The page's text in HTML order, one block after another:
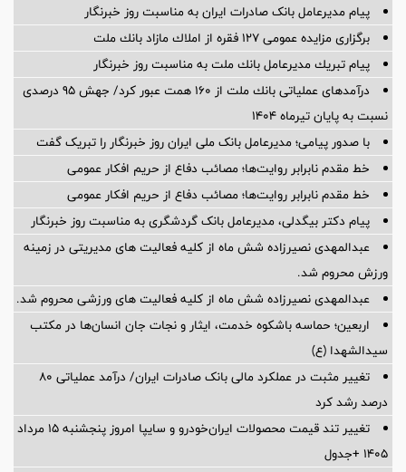
پیام مدیرعامل بانک صادرات ایران به مناسبت روز خبرنگار
برگزاری مزایده عمومی 127 فقره از املاك مازاد بانك ملت
پیام تبریك مدیرعامل بانك ملت به مناسبت روز خبرنگار
درآمدهای عملیاتی بانك ملت از 160 همت عبور كرد/ جهش 95 درصدی
نسبت به پایان تیرماه 1404
با صدور پیامی؛ مدیرعامل بانک ملی ایران روز خبرنگار را تبریک گفت
خط مقدم نابرابر روایت‌ها؛ مصائب دفاع از حریم افکار عمومی
خط مقدم نابرابر روایت‌ها؛ مصائب دفاع از حریم افکار عمومی
پیام دکتر بیگدلی، مدیرعامل بانک گردشگری به مناسبت روز خبرنگار
عبدالمهدی نصیرزاده شش ماه از کلیه فعالیت های مدیریتی در زمینه
ورزش محروم شد.
عبدالمهدی نصیرزاده شش ماه از کلیه فعالیت های ورزشی محروم شد.
اربعین؛ حماسه باشکوه خدمت، ایثار و نجات جان انسان‌ها در مکتب
سیدالشهدا (ع)
تغییر مثبت در عملکرد مالی بانک صادرات ایران/ درآمد عملیاتی 80
درصد رشد کرد
تغییر تند قیمت محصولات ایران‌خودرو و سایپا امروز پنجشنبه ۱۵ مرداد
۱۴۰۵ +جدول